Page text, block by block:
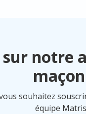
notre
souhaitez
équipe